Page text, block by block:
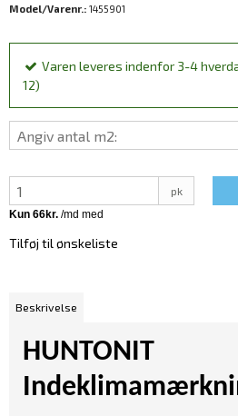
Model/Varenr.: 1455901
Varen leveres indenfor 3-4
12)
pk
Tilføj til ønskeliste
Beskrivelse
HUNTONIT